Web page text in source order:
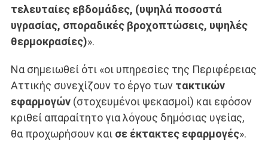
τελευταίες εβδομάδες, (υψηλά ποσοστά
υγρασίας, σποραδικές βροχοπτώσεις, υψηλές
θερμοκρασίες)».
Να σημειωθεί ότι «οι υπηρεσίες της Περιφέρειας
Αττικής συνεχίζουν το έργο των τακτικών
εφαρμογών(στοχευμένοι ψεκασμοί) και εφόσον
κριθεί απαραίτητο για λόγους δημόσιας υγείας,
θα προχωρήσουν και σε έκτακτες εφαρμογές».